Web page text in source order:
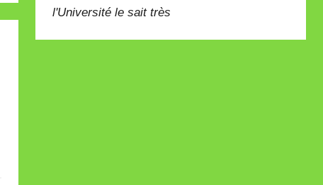
l'Université le sait très